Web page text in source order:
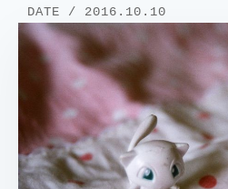
DATE / 2016.10.10